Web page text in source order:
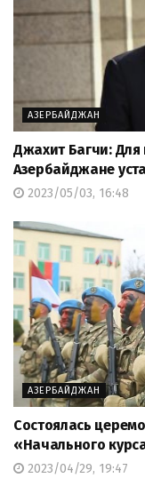
АЗЕРБАЙДЖАН
Джахит Багчи: Для
Азербайджане
2023/05/03, 16:48
АЗЕРБАЙДЖАН
Состоялась
«Начального
2023/04/29, 19:47